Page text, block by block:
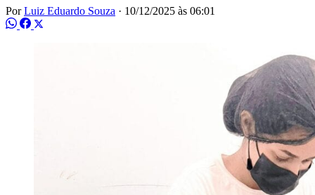
PorLuiz Eduardo Souza · 10/12/2025 às 06:01